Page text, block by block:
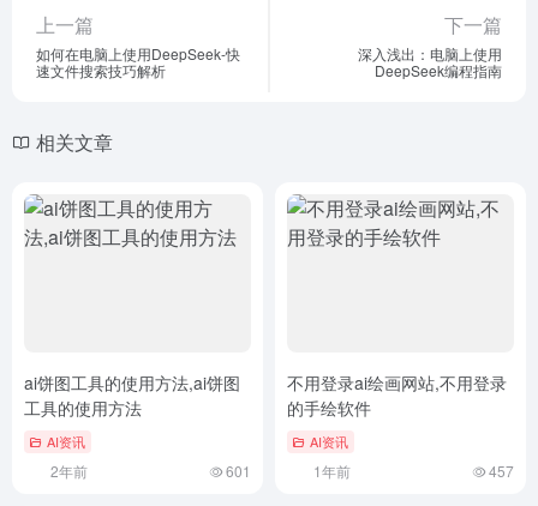
上一篇
如何在电脑上使用DeepSeek-快
速文件搜索技巧解析
下一篇
深入浅出：电脑上使用
DeepSeek编程指南
相关文章
ai饼图工具的使用方法,ai饼图
工具的使用方法
AI资讯
2年前 601
不用登录ai绘画网站,不用登录
的手绘软件
AI资讯
1年前 457